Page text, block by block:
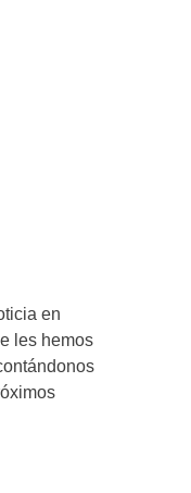
en
les hemos